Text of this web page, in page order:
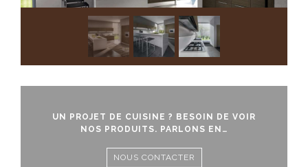
UN PROJET DE CUISINE ? BESOIN DE VOIR
NOS PRODUITS. PARLONS EN…
NOUS CONTACTER